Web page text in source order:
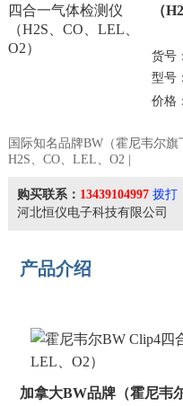
（
货号
型号
价格：
国际知名品牌BW（霍尼韦尔
H2S、CO、LEL、O2 |
购买联系： 13439104997 拨打
河北恒仪电子科技有限公司
产品介绍
加拿大BW品牌（霍尼韦